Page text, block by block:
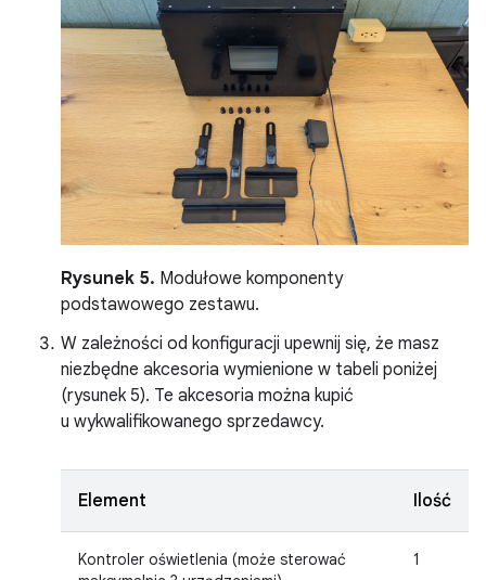
Rysunek 5. Modułowe komponenty
podstawowego zestawu.
W zależności od konfiguracji upewnij się, że masz
niezbędne akcesoria wymienione w tabeli poniżej
(rysunek 5). Te akcesoria można kupić
u wykwalifikowanego sprzedawcy.
Element Ilość
Kontroler oświetlenia (może sterować
1